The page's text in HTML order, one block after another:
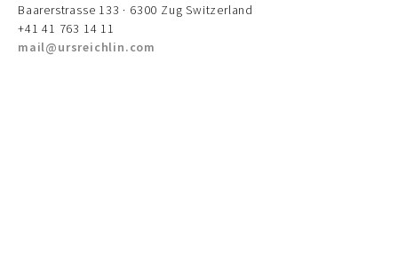
Baarerstrasse 133 · 6300 Zug Switzerland
+41 41 763 14 11
mail@ursreichlin.com